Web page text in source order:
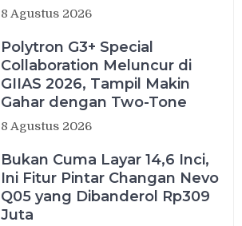
8 Agustus 2026
Polytron G3+ Special
Collaboration Meluncur di
GIIAS 2026, Tampil Makin
Gahar dengan Two-Tone
8 Agustus 2026
Bukan Cuma Layar 14,6 Inci,
Ini Fitur Pintar Changan Nevo
Q05 yang Dibanderol Rp309
Juta